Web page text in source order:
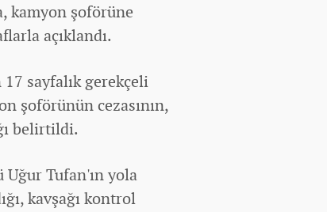
kamyon şoförüne
açıklandı.
sayfalık gerekçeli
şoförünün cezasının,
belirtildi.
Tufan'ın yola
kavşağı kontrol